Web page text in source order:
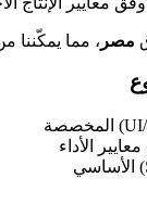
مصر ، مما يمكّننا
الأداء